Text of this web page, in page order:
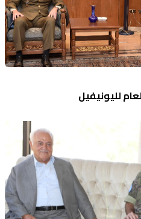
لليونيفيل